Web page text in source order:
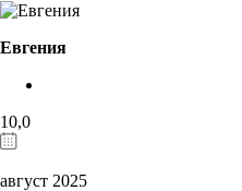
Евгения
10,0
август 2025